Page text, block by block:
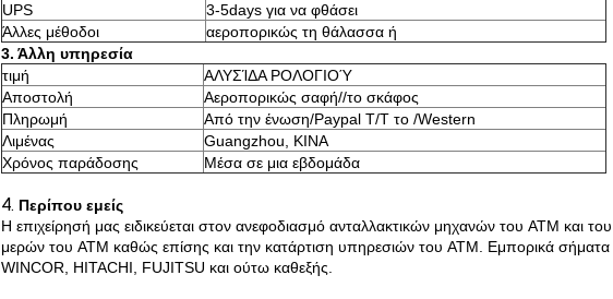
UPS
3-5days για να φθάσει
Άλλες μέθοδοι
αεροπορικώς τη θάλασσα ή
3. Άλλη υπηρεσία
τιμή
ΑΛΥΣΊΔΑ ΡΟΛΟΓΙΟΎ
Αποστολή
Αεροπορικώς σαφή//το σκάφος
Πληρωμή
Από την ένωση/Paypal T/T το /Western
Λιμένας
Guangzhou, ΚΙΝΑ
Χρόνος παράδοσης
Μέσα σε μια εβδομάδα
4. Περίπου εμείς
Η επιχείρησή μας ειδικεύεται στον ανεφοδιασμό ανταλλακτικών μηχανών του ATM και
μερών του ATM καθώς επίσης και την κατάρτιση υπηρεσιών του ATM. Εμπορικά
WINCOR, HITACHI, FUJITSU και ούτω καθεξής.